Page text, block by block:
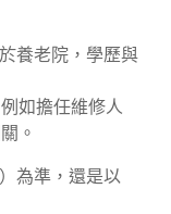
養老院，學歷與
如擔任維修人
。
為準，還是以